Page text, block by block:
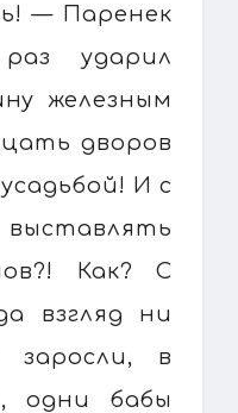
— Паренек
ударил
железным
дворов
И с
Как? С
взгляд ни
заросли, в
одни бабы